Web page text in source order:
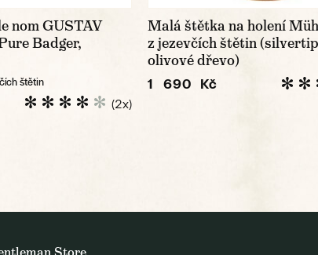
nom GUSTAV
Badger,
štětin
(2x)
Malá štětka na holení
z jezevčích štětin
olivové dřevo)
1 690 Kč